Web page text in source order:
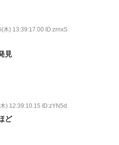
木) 13:39:17.00 ID:zrnxS
見
) 12:39:10.15 ID:zYN5d
ど